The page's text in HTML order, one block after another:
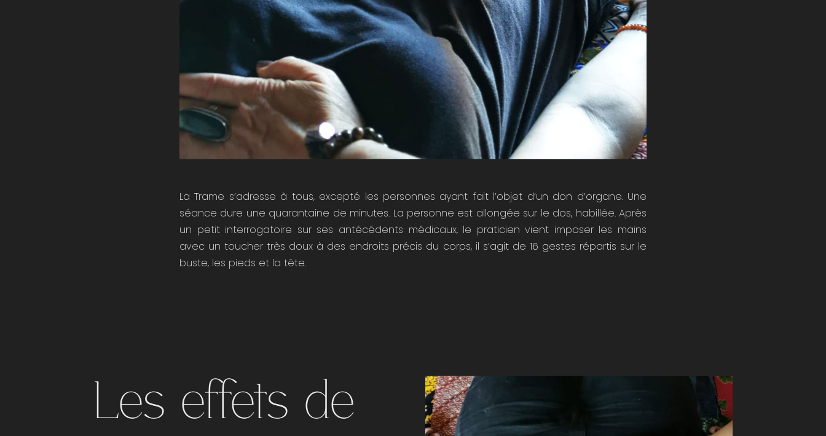
La Trame s’adresse à tous, excepté les personnes ayant fait l’objet d’un don d’organe. Une
séance dure une quarantaine de minutes. La personne est allongée sur le dos, habillée. Après
un petit interrogatoire sur ses antécédents médicaux, le praticien vient imposer les mains
avec un toucher très doux à des endroits précis du corps, il s’agit de 16 gestes répartis sur le
buste, les pieds et la tête.
Les effets de